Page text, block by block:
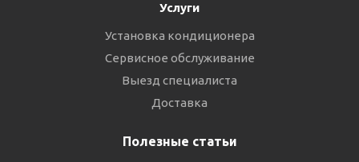
Услуги
Установка кондиционера
Сервисное обслуживание
Выезд специалиста
Доставка
Полезные статьи